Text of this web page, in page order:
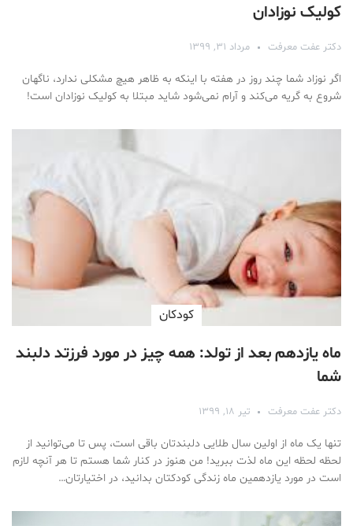
کولیک نوزادان
دکتر عفت معرفت مرداد ۳۱, ۱۳۹۹
اگر نوزاد شما چند روز در هفته با اینکه به ظاهر هیچ مشکلی ندارد، ناگهان
شروع به گریه می‌کند و آرام نمی‌شود شاید مبتلا به کولیک نوزادان است!
کودکان
ماه یازدهم بعد از تولد: همه چیز در مورد فرزتد دلبند
شما
دکتر عفت معرفت تیر ۱۸, ۱۳۹۹
تنها یک ماه از اولین سال طلایی دلبندتان باقی است، پس تا می‌توانید از
لحظه لحظه این ماه لذت ببرید! من هنوز در کنار شما هستم تا هر آنچه لازم
است در مورد یازدهمین ماه زندگی کودکتان بدانید، در اختیارتان…